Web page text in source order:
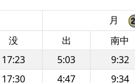
月
没 出 南中
17:23 5:03 9:32
17:30 4:47 9:34